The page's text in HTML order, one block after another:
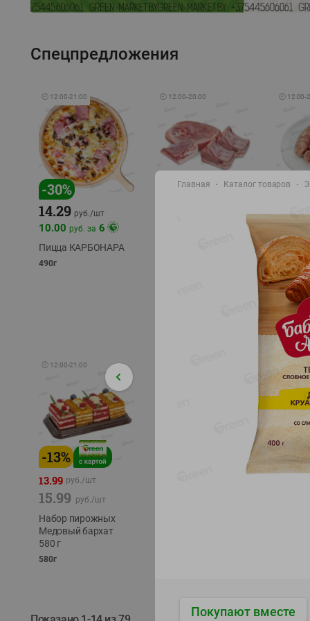
Спецпредложения
🕘 12:00-21:00
-30%
14.29 руб./шт
10.00 руб. за 6
Пицца КАРБОНАРА
490г
🕘 12:00-20:00 🕘 12:00-
-17%
9.99
11.99
охлажд
🕘 12:00-21:00
-13%
13.99 руб./шт
15.99 руб./шт
Набор пирожных
Медовый бархат
580 г
580г
-24%
4.99
Главная Каталог товаров
Покупают вместе